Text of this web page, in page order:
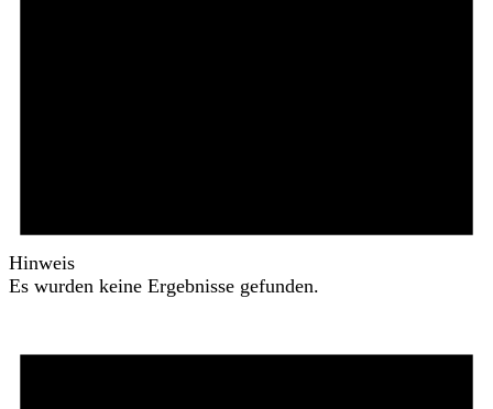
Hinweis
Es wurden keine Ergebnisse gefunden.